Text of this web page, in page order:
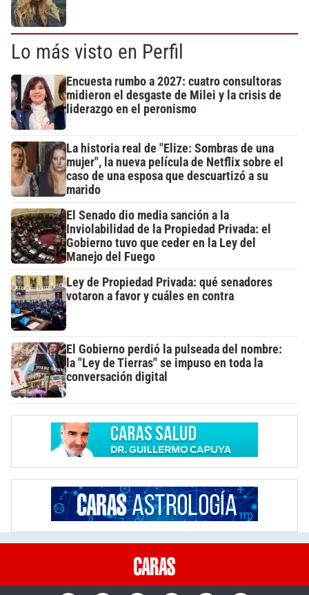
Lo más visto en Perfil
Encuesta rumbo a 2027: cuatro consultoras
midieron el desgaste de Milei y la crisis de
liderazgo en el peronismo
La historia real de "Elize: Sombras de una
mujer", la nueva película de Netflix sobre el
caso de una esposa que descuartizó a su
marido
El Senado dio media sanción a la
Inviolabilidad de la Propiedad Privada: el
Gobierno tuvo que ceder en la Ley del
Manejo del Fuego
Ley de Propiedad Privada: qué senadores
votaron a favor y cuáles en contra
El Gobierno perdió la pulseada del nombre:
la "Ley de Tierras" se impuso en toda la
conversación digital